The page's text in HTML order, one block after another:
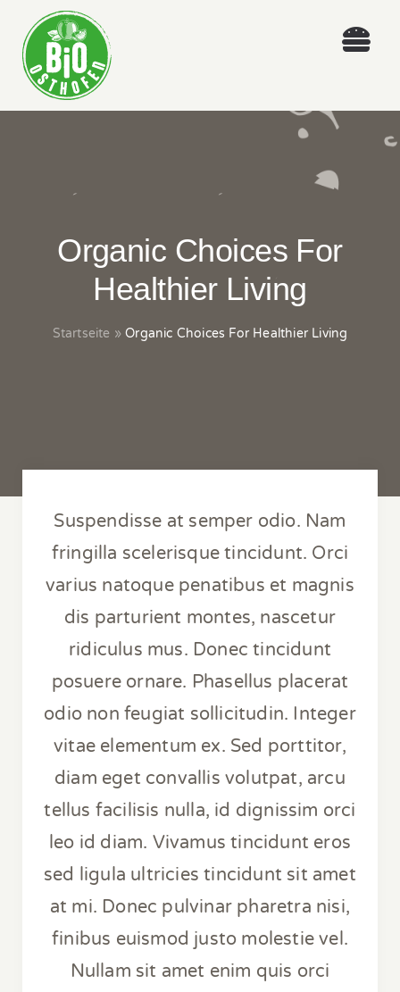
content
WORKSHOPS
Organic Choices For
Healthier Living
Startseite »Organic Choices For Healthier Living
Suspendisse at semper odio. Nam
fringilla scelerisque tincidunt. Orci
varius natoque penatibus et magnis
dis parturient montes, nascetur
ridiculus mus. Donec tincidunt
posuere ornare. Phasellus placerat
odio non feugiat sollicitudin. Integer
vitae elementum ex. Sed porttitor,
diam eget convallis volutpat, arcu
tellus facilisis nulla, id dignissim orci
leo id diam. Vivamus tincidunt eros
sed ligula ultricies tincidunt sit amet
at mi. Donec pulvinar pharetra nisi,
finibus euismod justo molestie vel.
Nullam sit amet enim quis orci